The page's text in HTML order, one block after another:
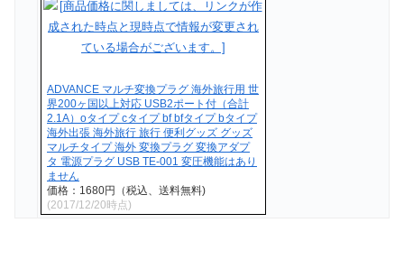
ADVANCE マルチ変換プラグ 海外旅行用 世
界200ヶ国以上対応 USB2ポート付（合計
2.1A）oタイプ cタイプ bf bfタイプ bタイプ
海外出張 海外旅行 旅行 便利グッズ グッズ
マルチタイプ 海外 変換プラグ 変換アダプ
タ 電源プラグ USB TE-001 変圧機能はあり
ません
価格：1680円（税込、送料無料)
(2017/12/20時点)